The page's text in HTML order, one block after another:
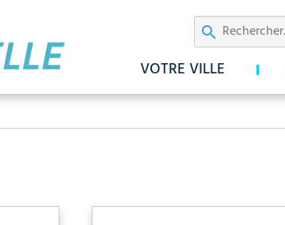
au
VOTRE VILLE